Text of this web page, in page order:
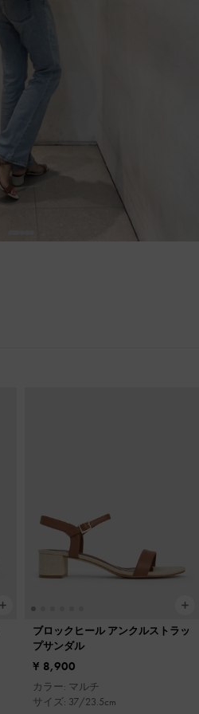
ブロックヒール アンクルストラッ
プサンダル
¥ 8,900
カラー: マルチ
サイズ: 37/23.5cm